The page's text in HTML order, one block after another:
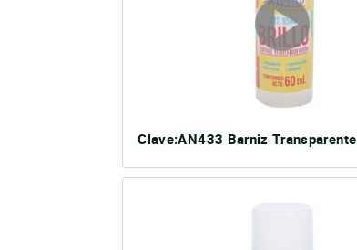
Clave:AN433 Barniz Transparente